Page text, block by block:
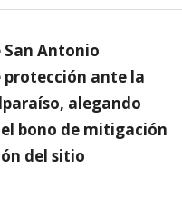
Antonio
protección ante la
alegando
bono de mitigación
del sitio